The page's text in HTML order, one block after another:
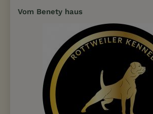
Vom Benety haus